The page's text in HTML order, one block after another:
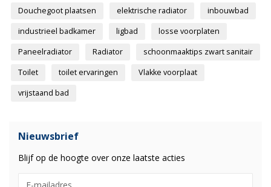
Douchegoot plaatsen
elektrische radiator
inbouwbad
industrieel badkamer
ligbad
losse voorplaten
Paneelradiator
Radiator
schoonmaaktips zwart sanitair
Toilet
toilet ervaringen
Vlakke voorplaat
vrijstaand bad
Nieuwsbrief
Blijf op de hoogte over onze laatste acties